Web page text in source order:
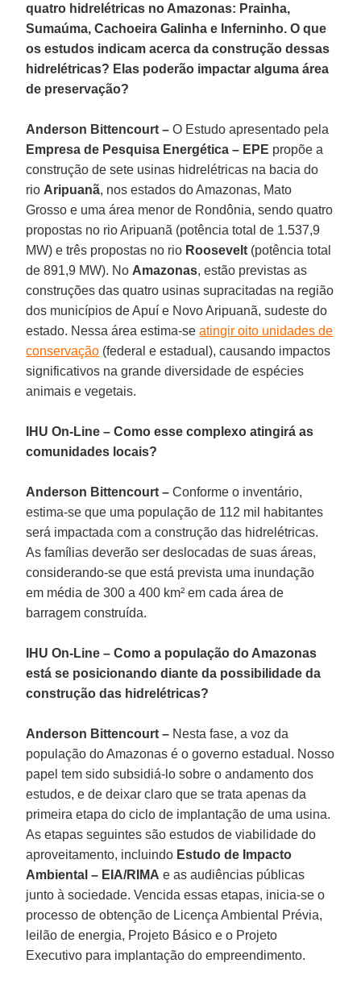
quatro hidrelétricas no Amazonas: Prainha,
Sumaúma, Cachoeira Galinha e Inferninho. O que
os estudos indicam acerca da construção dessas
hidrelétricas? Elas poderão impactar alguma área
de preservação?
Anderson Bittencourt –O Estudo apresentado pela
Empresa de Pesquisa Energética – EPE propõe a
construção de sete usinas hidrelétricas na bacia do
rio Aripuanã, nos estados do Amazonas, Mato
Grosso e uma área menor de Rondônia, sendo quatro
propostas no rio Aripuanã (potência total de 1.537,9
MW) e três propostas no rio Roosevelt (potência total
de 891,9 MW). No Amazonas, estão previstas as
construções das quatro usinas supracitadas na região
dos municípios de Apuí e Novo Aripuanã, sudeste do
estado. Nessa área estima-seatingir oito unidades de
conservação (federal e estadual), causando impactos
significativos na grande diversidade de espécies
animais e vegetais.
IHU On-Line – Como esse complexo atingirá as
comunidades locais?
Anderson Bittencourt – Conforme o inventário,
estima-se que uma população de 112 mil habitantes
será impactada com a construção das hidrelétricas.
As famílias deverão ser deslocadas de suas áreas,
considerando-se que está prevista uma inundação
em média de 300 a 400 km² em cada área de
barragem construída.
IHU On-Line – Como a população do Amazonas
está se posicionando diante da possibilidade da
construção das hidrelétricas?
Anderson Bittencourt – Nesta fase, a voz da
população do Amazonas é o governo estadual. Nosso
papel tem sido subsidiá-lo sobre o andamento dos
estudos, e de deixar claro que se trata apenas da
primeira etapa do ciclo de implantação de uma usina.
As etapas seguintes são estudos de viabilidade do
aproveitamento, incluindo Estudo de Impacto
Ambiental – EIA/RIMA e as audiências públicas
junto à sociedade. Vencida essas etapas, inicia-se o
processo de obtenção de Licença Ambiental Prévia,
leilão de energia, Projeto Básico e o Projeto
Executivo para implantação do empreendimento.